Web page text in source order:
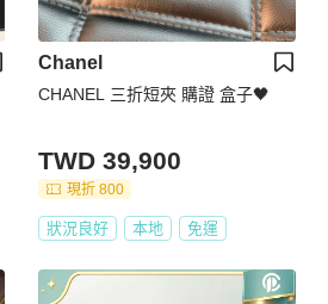
Chanel
CHANEL 三折短夾 購證 盒子🖤
TWD 39,900
現折 800
狀況良好 本地 免運